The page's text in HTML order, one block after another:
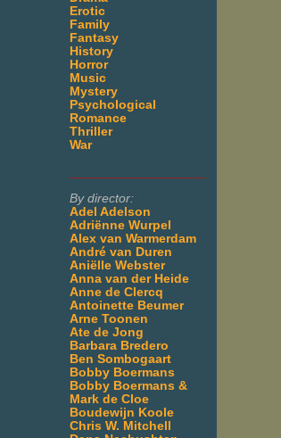
Erotic
Family
Fantasy
History
Horror
Music
Mystery
Psychological
Romance
Thriller
War
By director:
Adel Adelson
Adriënne Wurpel
Alex van Warmerdam
André van Duren
Aniëlle Webster
Anna van der Heide
Anne de Clercq
Antoinette Beumer
Arne Toonen
Ate de Jong
Barbara Bredero
Ben Sombogaart
Bobby Boermans
Bobby Boermans &
Mark de Cloe
Boudewijn Koole
Chris W. Mitchell